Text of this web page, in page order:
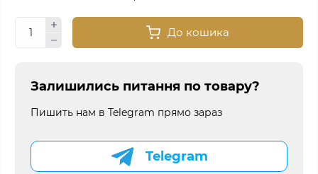
До кошика
Залишились питання по товару?
Пишить нам в Telegram прямо зараз
Telegram